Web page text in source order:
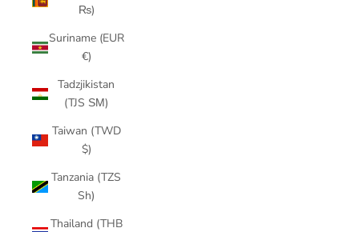
₨)
Suriname (EUR
€)
Tadzjikistan
(TJS ЅМ)
Taiwan (TWD
$)
Tanzania (TZS
Sh)
Thailand (THB